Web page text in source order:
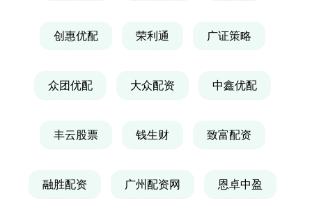
创惠优配 荣利通 广证策略
众团优配 大众配资 中鑫优配
丰云股票 钱生财 致富配资
融胜配资 广州配资网 恩卓中盈